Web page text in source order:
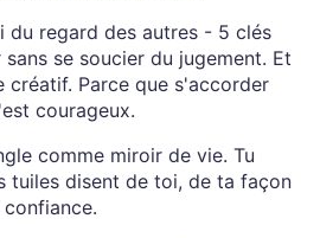
du regard des autres - 5 clés
se soucier du jugement. Et
créatif. Parce que s'accorder
courageux.
comme miroir de vie. Tu
tuiles disent de toi, de ta façon